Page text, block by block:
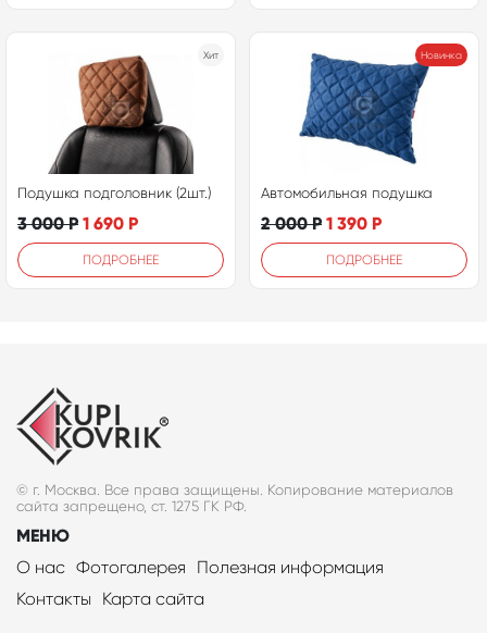
Хит
Подушка подголовник (2шт.)
3 000Р 1 690 Р
ПОДРОБНЕЕ
Новинка
Автомобильная подушка
2 000Р 1 390 Р
ПОДРОБНЕЕ
© г. Москва. Все права защищены. Копирование материалов
сайта запрещено, ст. 1275 ГК РФ.
МЕНЮ
О нас Фотогалерея
Полезная информация
Контакты
Карта сайта